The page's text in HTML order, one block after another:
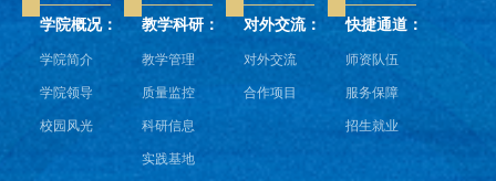
学院概况：
学院简介
学院领导
校园风光
教学科研：
教学管理
质量监控
科研信息
实践基地
对外交流：
对外交流
合作项目
快捷通道：
师资队伍
服务保障
招生就业